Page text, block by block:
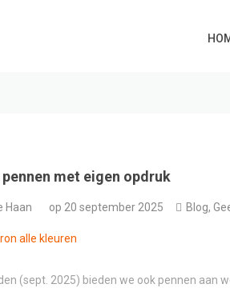
pennen met eigen opdruk
Haan op 20 september 2025 Blog,
(sept. 2025) bieden we ook pennen aan